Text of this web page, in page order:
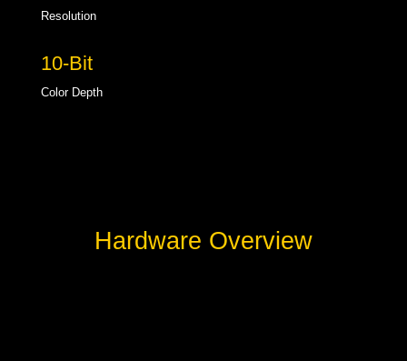
Resolution
10-Bit
Color Depth
Hardware Overview